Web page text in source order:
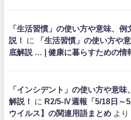
「生活習慣」の使い方や意味、
説！
に
「生活習慣」の使い方や
底解説 … | 健康に暮らすための情
「インシデント」の使い方や意
解説！
に R2/5-Ⅳ週報「5/18日～
ウイルス】の関連用語まとめ より